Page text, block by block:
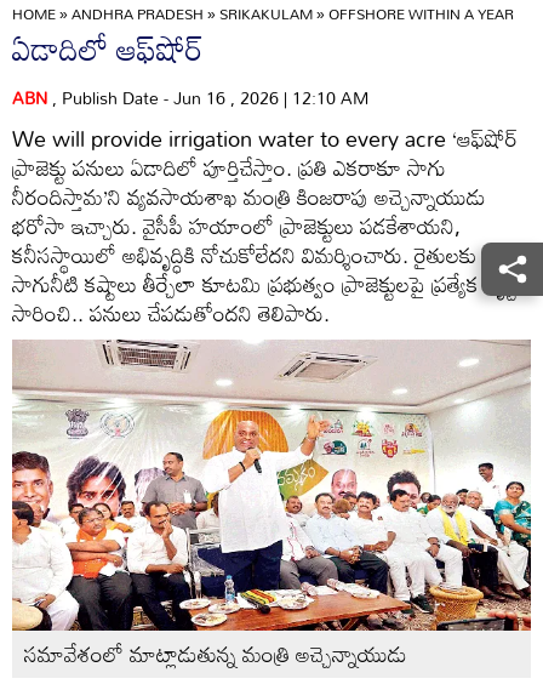
HOME»ANDHRA PRADESH»SRIKAKULAM»OFFSHORE WITHIN A YEAR
ఏడాదిలో ఆఫ్‌షోర్‌
ABN, Publish Date - Jun 16 , 2026 | 12:10 AM
We will provide irrigation water to every acre ‘ఆఫ్‌షోర్‌
ప్రాజెక్టు పనులు ఏడాదిలో పూర్తిచేస్తాం. ప్రతి ఎకరాకూ సాగు
నీరందిస్తామ’ని వ్యవసాయశాఖ మంత్రి కింజరాపు అచ్చెన్నాయుడు
భరోసా ఇచ్చారు. వైసీపీ హయాంలో ప్రాజెక్టులు పడకేశాయని,
కనీసస్థాయిలో అభివృద్ధికి నోచుకోలేదని విమర్శించారు. రైతులకు
సాగునీటి కష్టాలు తీర్చేలా కూటమి ప్రభుత్వం ప్రాజెక్టులపై ప్రత్యేక దృష్టి
సారించి.. పనులు చేపడుతోందని తెలిపారు.
సమావేశంలో మాట్లాడుతున్న మంత్రి అచ్చెన్నాయుడు